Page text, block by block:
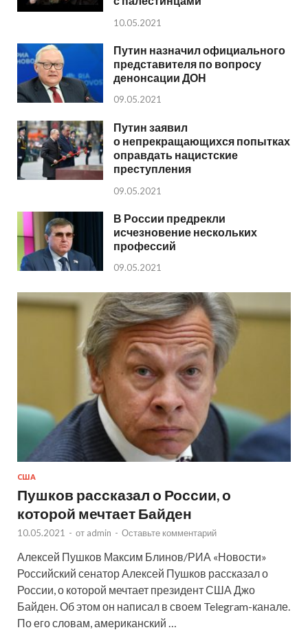
10.05.2021
Путин назначил официального
представителя по вопросу
денонсации ДОН
09.05.2021
Путин заявил
о непрекращающихся попытках
оправдать нацистские
преступления
09.05.2021
В России предрекли
исчезновение нескольких
профессий
09.05.2021
США
Пушков рассказал о России, о
которой мечтает Байден
10.05.2021 - от admin - Оставьте комментарий
Алексей Пушков Максим Блинов/РИА «Новости»
Российский сенатор Алексей Пушков рассказал о
России, о которой мечтает президент США Джо
Байден. Об этом он написал в своем Telegram-канале.
По его словам, американский …